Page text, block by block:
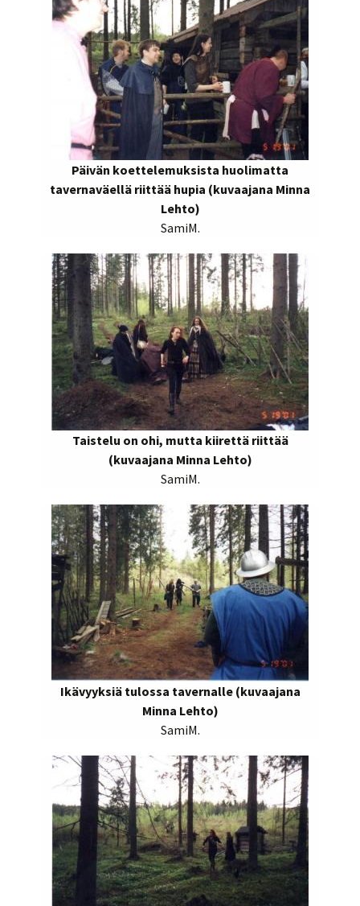
Päivän koettelemuksista huolimatta
tavernaväellä riittää hupia (kuvaajana Minna
Lehto)
SamiM.
Taistelu on ohi, mutta kiirettä riittää
(kuvaajana Minna Lehto)
SamiM.
Ikävyyksiä tulossa tavernalle (kuvaajana
Minna Lehto)
SamiM.